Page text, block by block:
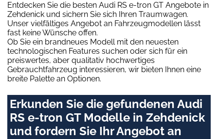
Entdecken Sie die besten Audi RS e-tron GT Angebote in
Zehdenick und sichern Sie sich Ihren Traumwagen.
Unser vielfältiges Angebot an Fahrzeugmodellen lässt
fast keine Wünsche offen.
Ob Sie ein brandneues Modell mit den neuesten
technologischen Features suchen oder sich für ein
preiswertes, aber qualitativ hochwertiges
Gebrauchtfahrzeug interessieren, wir bieten Ihnen eine
breite Palette an Optionen.
Erkunden Sie die gefundenen Audi
RS e-tron GT Modelle in Zehdenick
und fordern Sie Ihr Angebot an